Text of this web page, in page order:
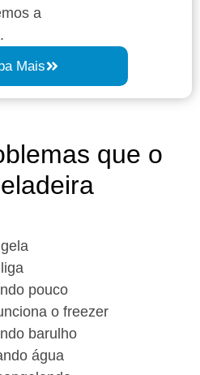
a
Mais
que o
pouco
o freezer
barulho
água